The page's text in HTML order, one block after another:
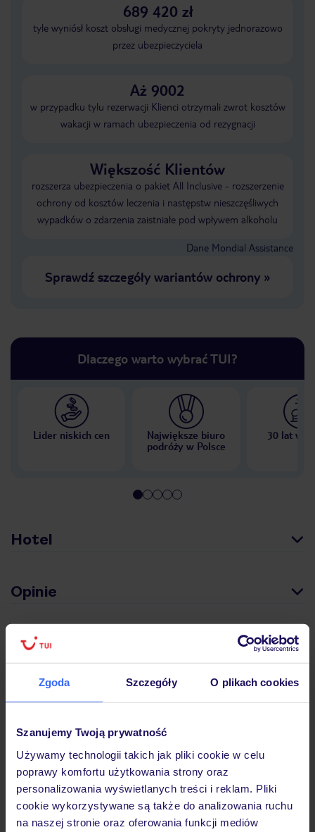
Zgoda Szczegóły O plikach cookies
Szanujemy Twoją prywatność
Używamy technologii takich jak pliki cookie w celu
poprawy komfortu użytkowania strony oraz
personalizowania wyświetlanych treści i reklam. Pliki
cookie wykorzystywane są także do analizowania ruchu
na naszej stronie oraz oferowania funkcji mediów
689 420 zł
tyle wyniósł koszt obsługi medycznej pokryty jednorazowo
przez ubezpieczyciela
Aż 9002
w przypadku tylu rezerwacji Klienci otrzymali zwrot kosztów
wakacji w ramach ubezpieczenia od rezygnacji
Większość Klientów
rozszerza ubezpieczenia o pakiet All Inclusive - rozszerzenie
ochrony od kosztów leczenia i następstw nieszczęśliwych
wypadków o zdarzenia zaistniałe pod wpływem alkoholu
Dane Mondial Assistance
Sprawdź szczegóły wariantów ochrony»
Dlaczego warto wybrać TUI?
Lider niskich cen
Największe biuro
podróży w Polsce
30 lat w
Hotel
Opinie
Pokoje
Atrakcje
Ważne informacje